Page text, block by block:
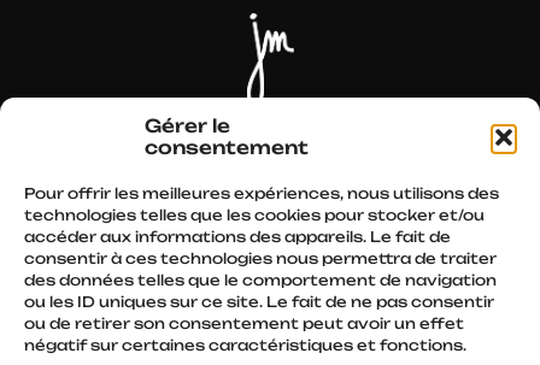
Gérer le
consentement
Pour offrir les meilleures expériences, nous utilisons des
technologies telles que les cookies pour stocker et/ou
accéder aux informations des appareils. Le fait de
consentir à ces technologies nous permettra de traiter
des données telles que le comportement de navigation
ou les ID uniques sur ce site. Le fait de ne pas consentir
ou de retirer son consentement peut avoir un effet
négatif sur certaines caractéristiques et fonctions.
Parcours
Autres écrits
Retrouvez moi sur :
Contact